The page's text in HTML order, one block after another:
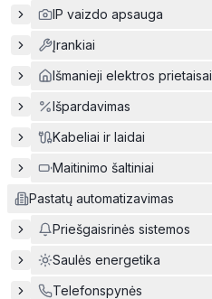
IP vaizdo apsauga
Įrankiai
Išmanieji elektros prietaisai
Išpardavimas
Kabeliai ir laidai
Maitinimo šaltiniai
Pastatų automatizavimas
Priešgaisrinės sistemos
Saulės energetika
Telefonspynės